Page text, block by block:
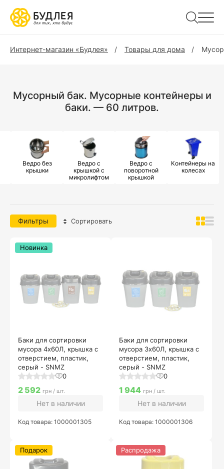
Интернет-магазин «Будлея» Товары для дома
Мусорный бак. Мусорные контейнеры и
баки. — 60 литров.
Ведро без
крышки
Ведро с
крышкой с
микролифтом
Ведро с
поворотной
крышкой
Контейнеры на
колесах
Фильтры Сортировать
Баки для сортировки
мусора 4х60Л, крышка с
отверстием, пластик,
серый - SNMZ
0
Новинка
2 592 грн / шт.
Нет в наличии
Код товара: 1000001305
Баки для сортировки
мусора 3х60Л, крышка с
отверстием, пластик,
серый - SNMZ
0
1 944 грн / шт.
Нет в наличии
Код товара: 1000001306
Подарок Распродажа